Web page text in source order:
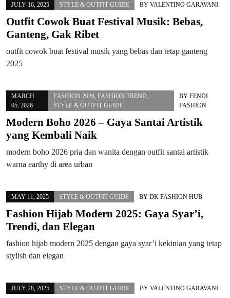
JULY 16, 2025 STYLE & OUTFIT GUIDE BY VALENTINO GARAVANI
Outfit Cowok Buat Festival Musik: Bebas,
Ganteng, Gak Ribet
outfit cowok buat festival musik yang bebas dan tetap ganteng
2025
MARCH
05, 2026
FASHION 2026 ,FASHION TREND
STYLE & OUTFIT GUIDE
BY FENDI
FASHION
Modern Boho 2026 – Gaya Santai Artistik
yang Kembali Naik
modern boho 2026 pria dan wanita dengan outfit santai artistik
warna earthy di area urban
MAY 11, 2025 STYLE & OUTFIT GUIDE BY DK FASHION HUB
Fashion Hijab Modern 2025: Gaya Syar’i,
Trendi, dan Elegan
fashion hijab modern 2025 dengan gaya syar’i kekinian yang tetap
stylish dan elegan
JULY 28, 2025 STYLE & OUTFIT GUIDE BY VALENTINO GARAVANI